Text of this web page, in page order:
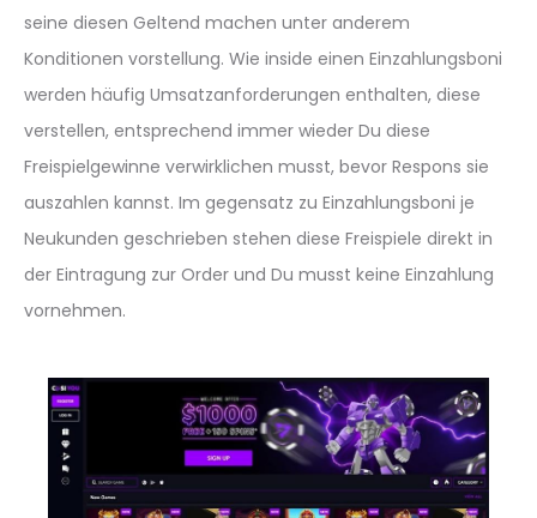
seine diesen Geltend machen unter anderem
Konditionen vorstellung. Wie inside einen Einzahlungsboni
werden häufig Umsatzanforderungen enthalten, diese
verstellen, entsprechend immer wieder Du diese
Freispielgewinne verwirklichen musst, bevor Respons sie
auszahlen kannst. Im gegensatz zu Einzahlungsboni je
Neukunden geschrieben stehen diese Freispiele direkt in
der Eintragung zur Order und Du musst keine Einzahlung
vornehmen.